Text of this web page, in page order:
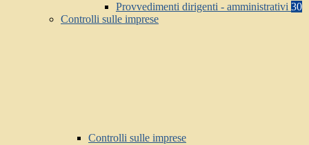
Provvedimenti dirigenti - amministrativi 30
Controlli sulle imprese
Controlli sulle imprese